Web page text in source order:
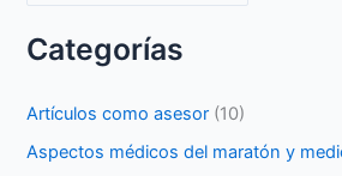
Categorías
Artículos como asesor (10)
Aspectos médicos del maratón y